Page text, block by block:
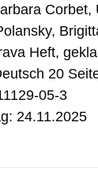
Corbet,
Heft,
20
05-3
24.11.2025